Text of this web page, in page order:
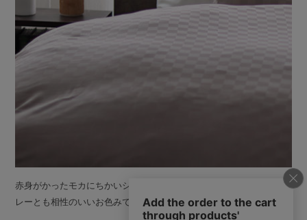
赤身がかったモカにちかいシェリーベージュ。近似色のブラウンやグ
レーとも相性のいいお色みです